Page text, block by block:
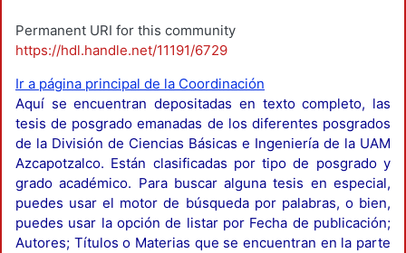
Permanent URI for this community
https://hdl.handle.net/11191/6729
Ir a página principal de la Coordinación
Aquí se encuentran depositadas en texto completo, las
tesis de posgrado emanadas de los diferentes posgrados
de la División de Ciencias Básicas e Ingeniería de la UAM
Azcapotzalco. Están clasificadas por tipo de posgrado y
grado académico. Para buscar alguna tesis en especial,
puedes usar el motor de búsqueda por palabras, o bien,
puedes usar la opción de listar por Fecha de publicación;
Autores; Títulos o Materias que se encuentran en la parte